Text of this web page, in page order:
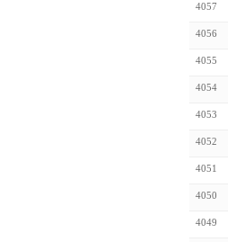
4057
4056
4055
4054
4053
4052
4051
4050
4049